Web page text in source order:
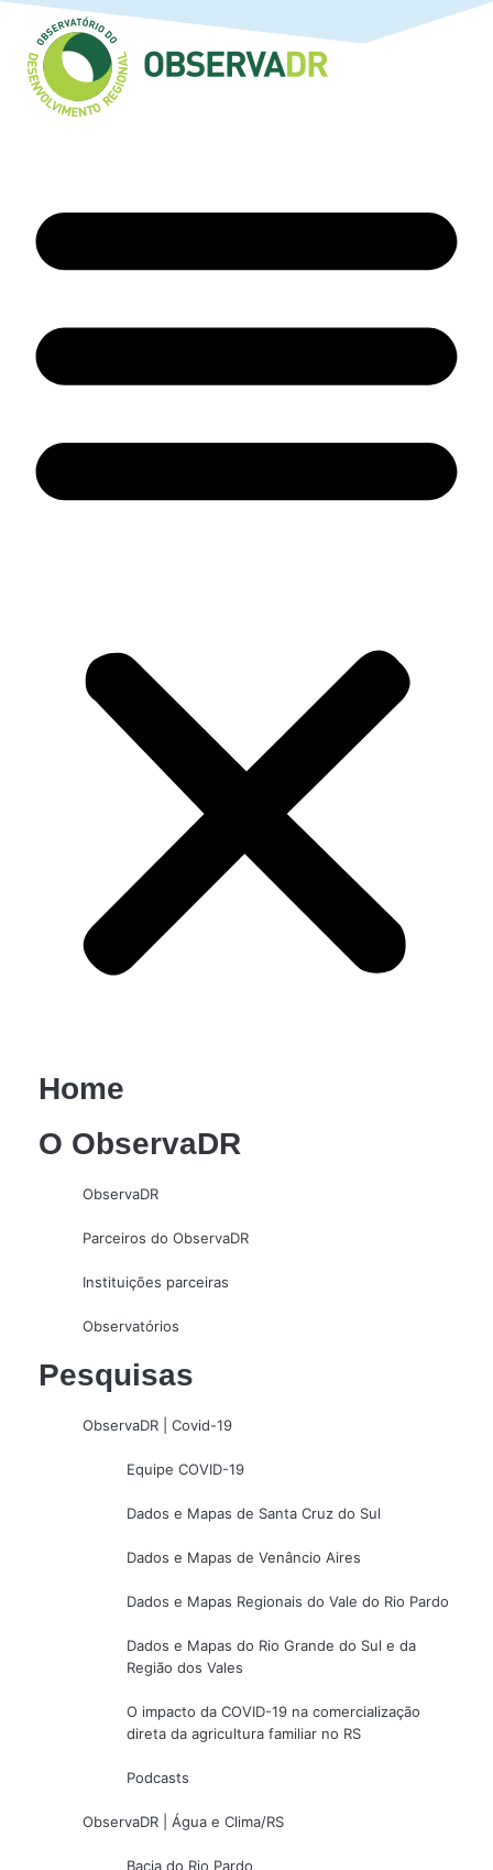
Home
O ObservaDR
ObservaDR
Parceiros do ObservaDR
Instituições parceiras
Observatórios
Pesquisas
ObservaDR | Covid-19
Equipe COVID-19
Dados e Mapas de Santa Cruz do Sul
Dados e Mapas de Venâncio Aires
Dados e Mapas Regionais do Vale do Rio Pardo
Dados e Mapas do Rio Grande do Sul e da
Região dos Vales
O impacto da COVID-19 na comercialização
direta da agricultura familiar no RS
Podcasts
ObservaDR | Água e Clima/RS
Bacia do Rio Pardo